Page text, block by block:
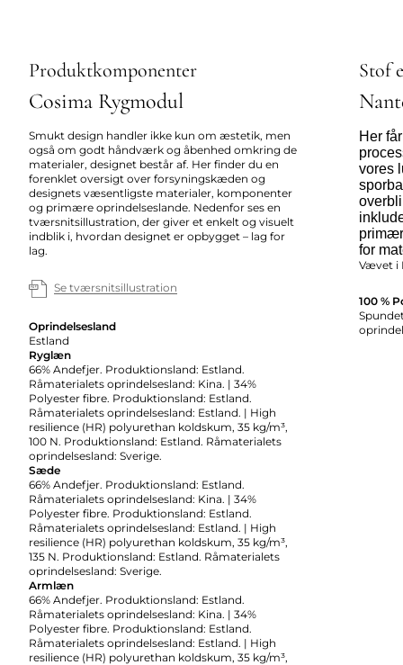
Produktkomponenter
Cosima Rygmodul
Smukt design handler ikke kun om æstetik, men
også om godt håndværk og åbenhed omkring de
materialer, designet består af. Her finder du en
forenklet oversigt over forsyningskæden og
designets væsentligste materialer, komponenter
og primære oprindelseslande. Nedenfor ses en
tværsnitsillustration, der giver et enkelt og visuelt
indblik i, hvordan designet er opbygget – lag for
lag.
Se tværsnitsillustration
Oprindelsesland
Estland
Ryglæn
66% Andefjer. Produktionsland: Estland.
Råmaterialets oprindelsesland: Kina. | 34%
Polyester fibre. Produktionsland: Estland.
Råmaterialets oprindelsesland: Estland. | High
resilience (HR) polyurethan koldskum, 35 kg/m³,
100 N. Produktionsland: Estland. Råmaterialets
oprindelsesland: Sverige.
Sæde
66% Andefjer. Produktionsland: Estland.
Råmaterialets oprindelsesland: Kina. | 34%
Polyester fibre. Produktionsland: Estland.
Råmaterialets oprindelsesland: Estland. | High
resilience (HR) polyurethan koldskum, 35 kg/m³,
135 N. Produktionsland: Estland. Råmaterialets
oprindelsesland: Sverige.
Armlæn
66% Andefjer. Produktionsland: Estland.
Råmaterialets oprindelsesland: Kina. | 34%
Polyester fibre. Produktionsland: Estland.
Råmaterialets oprindelsesland: Estland. | High
resilience (HR) polyurethan koldskum, 35 kg/m³,
Stof
Her
vores
for
Vævet i
100 %